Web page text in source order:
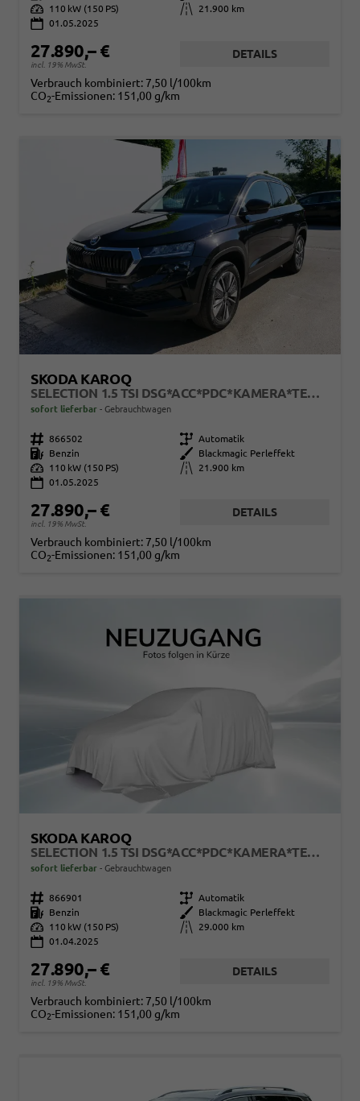
Leistung 110 kW (150 PS) Kilometerstand
21.900 km
01.05.2025
27.890,– €
incl. 19% MwSt.
DETAILS
Verbrauch kombiniert: 7,50 l/100km
CO2-Emissionen: 151,00 g/km
SKODA KAROQ
SELECTION 1.5 TSI DSG*ACC*PDC*KAMERA*TEMPOMAT*LED*SMARTLINK*KLIMA*RADIO*17-ZOLL
sofort lieferbar Gebrauchtwagen
Fahrzeugnr. 866502 Getriebe Automatik
Kraftstoff
Benzin Außenfarbe
Blackmagic Perleffekt
Leistung
110 kW (150 PS) Kilometerstand
21.900 km
01.05.2025
27.890,– €
incl. 19% MwSt.
DETAILS
Verbrauch kombiniert: 7,50 l/100km
CO2-Emissionen: 151,00 g/km
SKODA KAROQ
SELECTION 1.5 TSI DSG*ACC*PDC*KAMERA*TEMPOMAT*LED*SMARTLINK*KLIMA*RADIO*17-ZOLL
sofort lieferbar Gebrauchtwagen
Fahrzeugnr. 866901 Getriebe Automatik
Kraftstoff
Benzin Außenfarbe
Blackmagic Perleffekt
Leistung
110 kW (150 PS) Kilometerstand
29.000 km
01.04.2025
27.890,– €
incl. 19% MwSt.
DETAILS
Verbrauch kombiniert: 7,50 l/100km
CO2-Emissionen: 151,00 g/km